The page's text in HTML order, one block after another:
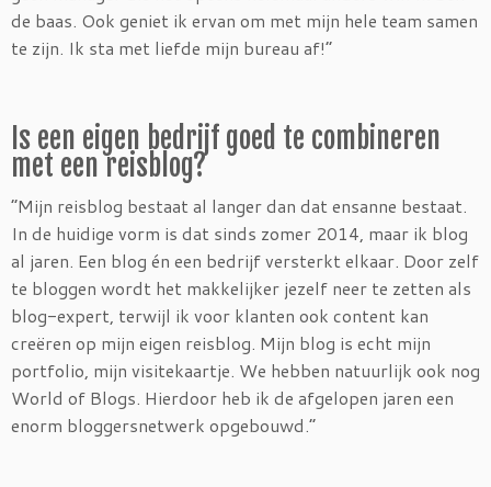
de baas. Ook geniet ik ervan om met mijn hele team samen
te zijn. Ik sta met liefde mijn bureau af!”
Is een eigen bedrijf goed te combineren
met een reisblog?
“Mijn reisblog bestaat al langer dan dat ensanne bestaat.
In de huidige vorm is dat sinds zomer 2014, maar ik blog
al jaren. Een blog én een bedrijf versterkt elkaar. Door zelf
te bloggen wordt het makkelijker jezelf neer te zetten als
blog-expert, terwijl ik voor klanten ook content kan
creëren op mijn eigen reisblog. Mijn blog is echt mijn
portfolio, mijn visitekaartje. We hebben natuurlijk ook nog
World of Blogs. Hierdoor heb ik de afgelopen jaren een
enorm bloggersnetwerk opgebouwd.”